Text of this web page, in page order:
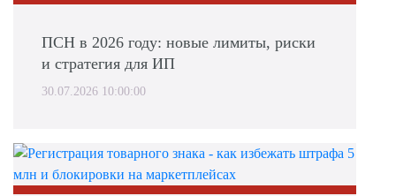
ПСН в 2026 году: новые лимиты, риски
и стратегия для ИП
30.07.2026 10:00:00